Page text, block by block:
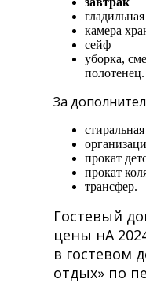
камера
сейф
уборка,
полотенец.
За
прокат
прокат
трансфер.
Гостевый
цены нА
в гостевом
отдых» по